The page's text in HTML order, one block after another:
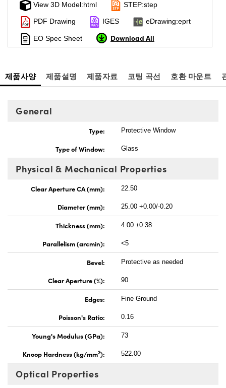
View 3D Model:html STEP:step
PDF Drawing IGES eDrawing:eprt
EO Spec Sheet Download All
제품사양 제품설명 제품자료 코팅 곡선 호환 마운트
General
Type: Protective Window
Type of Window: Glass
Physical & Mechanical Properties
Clear Aperture CA (mm): 22.50
Diameter (mm): 25.00 +0.00/-0.20
Thickness (mm): 4.00 ±0.38
Parallelism (arcmin): <5
Bevel: Protective as needed
Clear Aperture (%): 90
Edges: Fine Ground
Poisson's Ratio: 0.16
Young's Modulus (GPa): 73
Knoop Hardness (kg/mm2): 522.00
Optical Properties